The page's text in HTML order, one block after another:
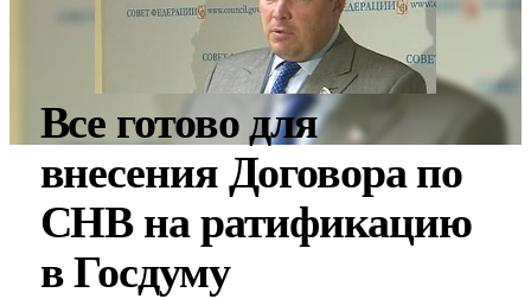
Все готово для
внесения Договора по
СНВ на ратификацию
в Госдуму